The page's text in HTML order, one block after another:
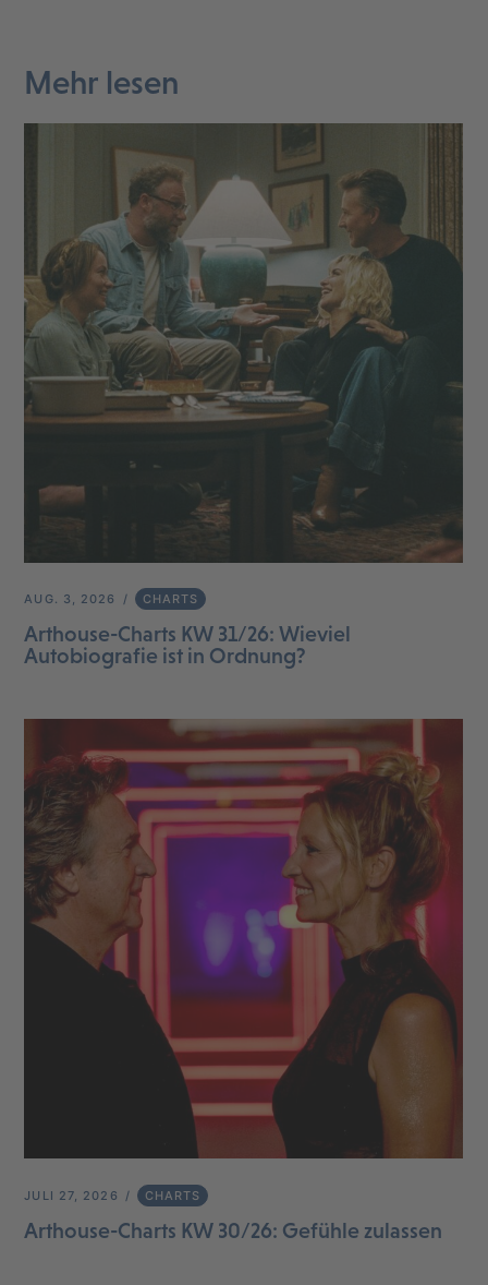
Mehr lesen
AUG. 3, 2026 CHARTS
Arthouse-Charts KW 31/26: Wieviel
Autobiografie ist in Ordnung?
JULI 27, 2026 CHARTS
Arthouse-Charts KW 30/26: Gefühle zulassen